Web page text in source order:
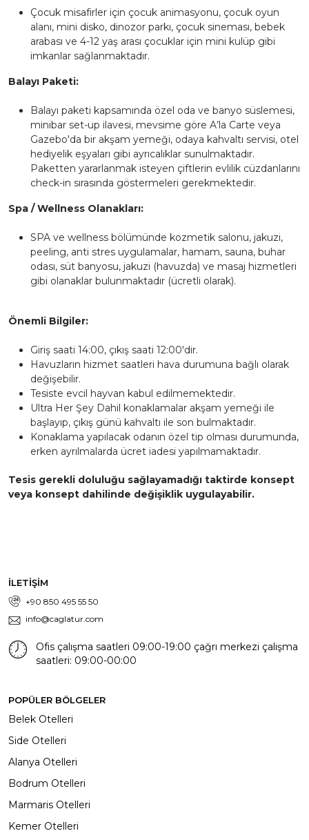
Çocuk misafirler için çocuk animasyonu, çocuk oyun
alanı, mini disko, dinozor parkı, çocuk sineması, bebek
arabası ve 4-12 yaş arası çocuklar için mini kulüp gibi
imkanlar sağlanmaktadır.
Balayı Paketi:
Balayı paketi kapsamında özel oda ve banyo süslemesi,
minibar set-up ilavesi, mevsime göre A’la Carte veya
Gazebo'da bir akşam yemeği, odaya kahvaltı servisi, otel
hediyelik eşyaları gibi ayrıcalıklar sunulmaktadır.
Paketten yararlanmak isteyen çiftlerin evlilik cüzdanlarını
check-in sırasında göstermeleri gerekmektedir.
Spa / Wellness Olanakları:
SPA ve wellness bölümünde kozmetik salonu, jakuzi,
peeling, anti stres uygulamalar, hamam, sauna, buhar
odası, süt banyosu, jakuzi (havuzda) ve masaj hizmetleri
gibi olanaklar bulunmaktadır (ücretli olarak).
Önemli Bilgiler:
Giriş saati 14:00, çıkış saati 12:00'dir.
Havuzların hizmet saatleri hava durumuna bağlı olarak
değişebilir.
Tesiste evcil hayvan kabul edilmemektedir.
Ultra Her Şey Dahil konaklamalar akşam yemeği ile
başlayıp, çıkış günü kahvaltı ile son bulmaktadır.
Konaklama yapılacak odanın özel tip olması durumunda,
erken ayrılmalarda ücret iadesi yapılmamaktadır.
Tesis gerekli doluluğu sağlayamadığı taktirde konsept
veya konsept dahilinde değişiklik uygulayabilir.
İLETİŞİM
+90 850 495 55 50
info@caglatur.com
Ofis çalışma saatleri 09:00-19:00 çağrı merkezi çalışma
saatleri: 09:00-00:00
POPÜLER BÖLGELER
Belek Otelleri
Side Otelleri
Alanya Otelleri
Bodrum Otelleri
Marmaris Otelleri
Kemer Otelleri